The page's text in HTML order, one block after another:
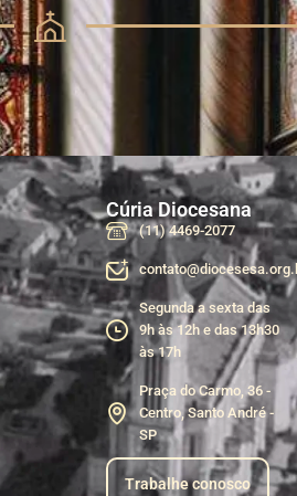
Cúria Diocesana
(11) 4469-2077
Segunda a sexta das
9h às 12h e das 13h30
às 17h
Praça do Carmo, 36 -
Centro, Santo André -
SP
Trabalhe conosco